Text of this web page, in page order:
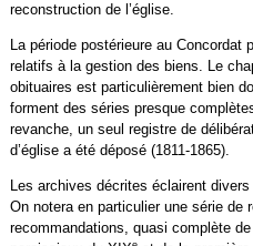
reconstruction de l’église.
La période postérieure au
relatifs à la gestion des biens. Le
obituaires est particulièrement bien
forment des séries presque
revanche, un seul registre de
d’église a été déposé (1811-1865).
Les archives décrites éclairent
On notera en particulier une série de
recommandations, quasi complète